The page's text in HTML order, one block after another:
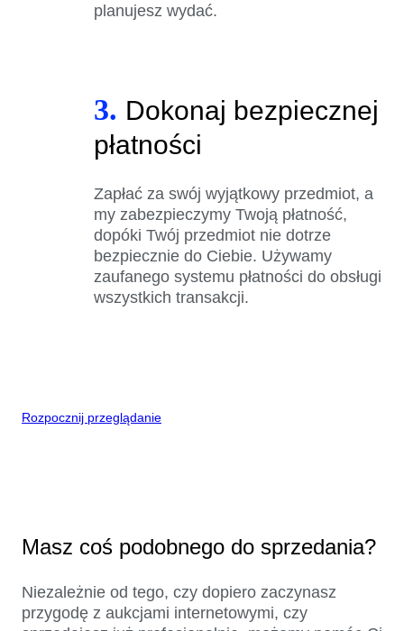
planujesz wydać.
3. Dokonaj bezpiecznej
płatności
Zapłać za swój wyjątkowy przedmiot, a
my zabezpieczymy Twoją płatność,
dopóki Twój przedmiot nie dotrze
bezpiecznie do Ciebie. Używamy
zaufanego systemu płatności do obsługi
wszystkich transakcji.
Rozpocznij przeglądanie
Masz coś podobnego do sprzedania?
Niezależnie od tego, czy dopiero zaczynasz
przygodę z aukcjami internetowymi, czy